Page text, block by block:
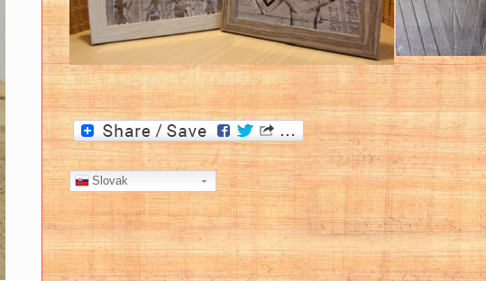
Slovak